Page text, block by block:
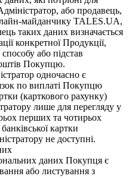
або продавець,
майданчику TALES.UA,
таких даних визначається
конкретної Продукції,
або підстав
Покупцю.
одночасно є
по виплаті Покупцю
(карткового рахунку)
лише для перегляду у
перших та чотирьох
картки
не доступні.
даних Покупця є
або листування з